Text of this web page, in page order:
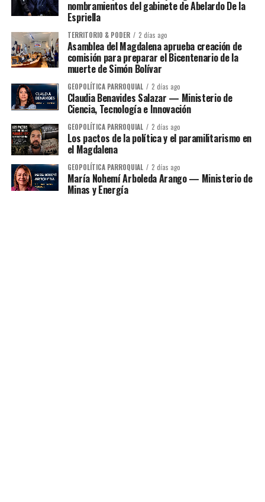
nombramientos del gabinete de Abelardo De la
Espriella
TERRITORIO & PODER 2 días ago
Asamblea del Magdalena aprueba creación de
comisión para preparar el Bicentenario de la
muerte de Simón Bolívar
GEOPOLÍTICA PARROQUIAL 2 días ago
Claudia Benavides Salazar — Ministerio de
Ciencia, Tecnología e Innovación
GEOPOLÍTICA PARROQUIAL 2 días ago
Los pactos de la política y el paramilitarismo en
el Magdalena
GEOPOLÍTICA PARROQUIAL 2 días ago
María Nohemí Arboleda Arango — Ministerio de
Minas y Energía